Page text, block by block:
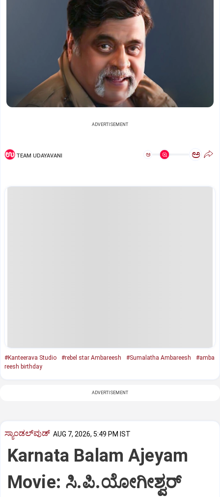
ADVERTISEMENT
TEAM UDAYAVANI ಅ ಅ
#Kanteerava Studio #rebel star Ambareesh #Sumalatha Ambareesh
#amba
reesh birthday
ADVERTISEMENT
ಸ್ಯಾಂಡಲ್‌ವುಡ್‌ AUG 7, 2026, 5:49 PM IST
Karnata Balam Ajeyam
Movie: ಸಿ.ಪಿ.ಯೋಗೀಶ್ವರ್‌